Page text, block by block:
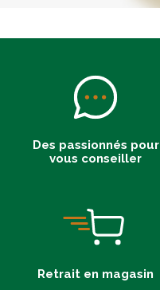
Des passionnés pour
vous conseiller
Retrait en magasin